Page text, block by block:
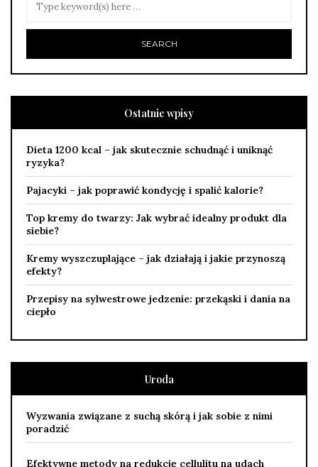
Ostatnie wpisy
Dieta 1200 kcal – jak skutecznie schudnąć i uniknąć
ryzyka?
Pajacyki – jak poprawić kondycję i spalić kalorie?
Top kremy do twarzy: Jak wybrać idealny produkt dla
siebie?
Kremy wyszczuplające – jak działają i jakie przynoszą
efekty?
Przepisy na sylwestrowe jedzenie: przekąski i dania na
ciepło
Uroda
Wyzwania związane z suchą skórą i jak sobie z nimi
poradzić
Efektywne metody na redukcję cellulitu na udach